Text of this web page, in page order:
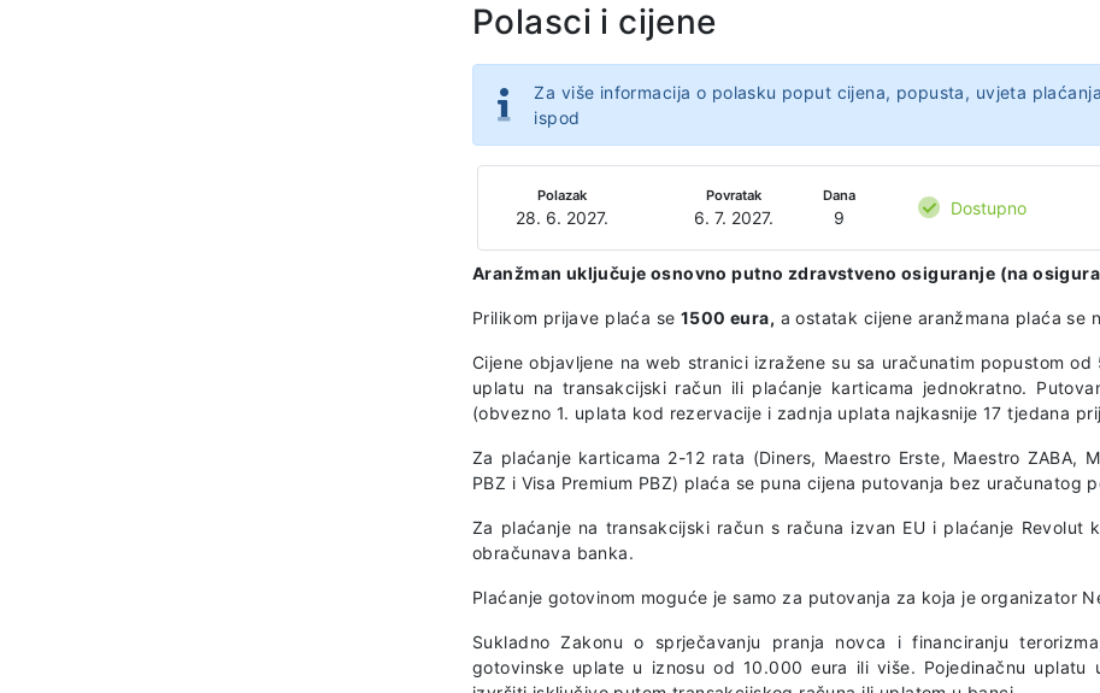
Polasci i cijene
Za više informacija o polasku poput cijena, popusta, uvjeta
ispod
Polazak
28. 6. 2027.
Povratak
6. 7. 2027.
Dana
9 Dostupno
Aranžman uključuje osnovno putno zdravstveno osiguranje (na
Prilikom prijave plaća se 1500 eura, a ostatak cijene aranžmana plaća se
Cijene objavljene na web stranici izražene su sa uračunatim popustom
uplatu na transakcijski račun ili plaćanje karticama jednokratno.
(obvezno 1. uplata kod rezervacije i zadnja uplata najkasnije 17 tjedana
Za plaćanje karticama 2-12 rata (Diners, Maestro Erste, Maestro ZABA,
PBZ i Visa Premium PBZ) plaća se puna cijena putovanja bez uračunatog
Za plaćanje na transakcijski račun s računa izvan EU i plaćanje
obračunava banka.
Plaćanje gotovinom moguće je samo za putovanja za koja je organizator
Sukladno Zakonu o sprječavanju pranja novca i financiranju
gotovinske uplate u iznosu od 10.000 eura ili više. Pojedinačnu